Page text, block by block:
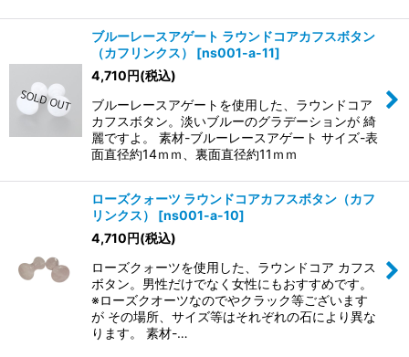
ブルーレースアゲート ラウンドコアカフスボタン
（カフリンクス）
[ns001-a-11]
4,710円(税込)
ブルーレースアゲートを使用した、ラウンドコア
カフスボタン。淡いブルーのグラデーションが 綺
麗ですよ。 素材-ブルーレースアゲート サイズ-表
面直径約14ｍｍ、裏面直径約11ｍｍ
ローズクォーツ ラウンドコアカフスボタン（カフ
リンクス）
[ns001-a-10]
4,710円(税込)
ローズクォーツを使用した、ラウンドコア カフス
ボタン。男性だけでなく女性にもおすすめです。
※ローズクオーツなのでやクラック等ございます
が その場所、サイズ等はそれぞれの石により異な
ります。 素材-…